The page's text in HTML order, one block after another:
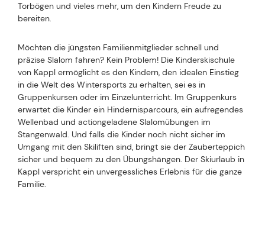
Torbögen und vieles mehr, um den Kindern Freude zu
bereiten.
Möchten die jüngsten Familienmitglieder schnell und
präzise Slalom fahren? Kein Problem! Die Kinderskischule
von Kappl ermöglicht es den Kindern, den idealen Einstieg
in die Welt des Wintersports zu erhalten, sei es in
Gruppenkursen oder im Einzelunterricht. Im Gruppenkurs
erwartet die Kinder ein Hindernisparcours, ein aufregendes
Wellenbad und actiongeladene Slalomübungen im
Stangenwald. Und falls die Kinder noch nicht sicher im
Umgang mit den Skiliften sind, bringt sie der Zauberteppich
sicher und bequem zu den Übungshängen. Der Skiurlaub in
Kappl verspricht ein unvergessliches Erlebnis für die ganze
Familie.